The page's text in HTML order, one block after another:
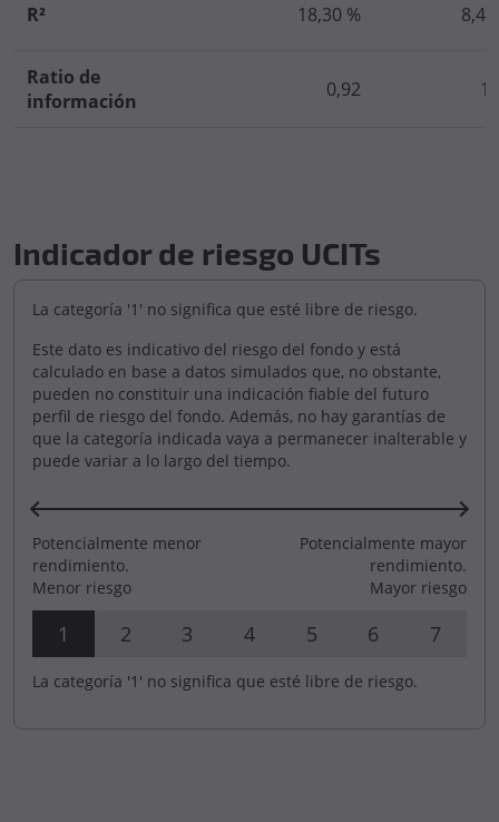
R² 18,30 %
Ratio de
información
0,92
Indicador de riesgo UCITs
La categoría '1' no significa que esté libre de riesgo.
Este dato es indicativo del riesgo del fondo y está
calculado en base a datos simulados que, no obstante,
pueden no constituir una indicación fiable del futuro
perfil de riesgo del fondo. Además, no hay garantías de
que la categoría indicada vaya a permanecer inalterable y
puede variar a lo largo del tiempo.
Potencialmente menor
rendimiento.
Menor riesgo
Potencialmente mayor
rendimiento.
Mayor riesgo
1 2 3 4 5 6 7
La categoría '1' no significa que esté libre de riesgo.